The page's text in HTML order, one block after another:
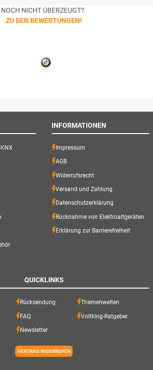
NOCH NICHT ÜBERZEUGT?
ZU DEN BEWERTUNGEN!
INFORMATIONEN
Impressum
AGB
Widerrufsrecht
Versand und Zahlung
Datenschutzerklärung
Rücknahme von Elektroaltgeräten
Erklärung zur Barrierefreiheit
QUICKLINKS
Rücksendung Themenwelten
FAQ Voltking-Ratgeber
Newsletter
VERTRAG WIDERRUFEN